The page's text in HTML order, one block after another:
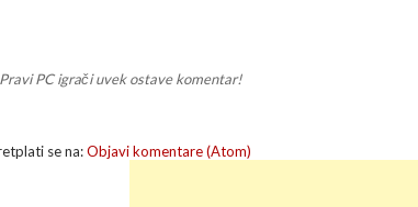
Pravi PC igrači uvek ostave komentar!
se na:Objavi komentare (Atom)